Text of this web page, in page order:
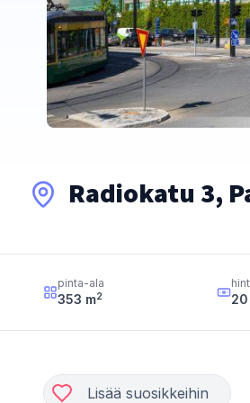
Radiokatu 3,
pinta-ala
353 m2
Lisää suosikkeihin